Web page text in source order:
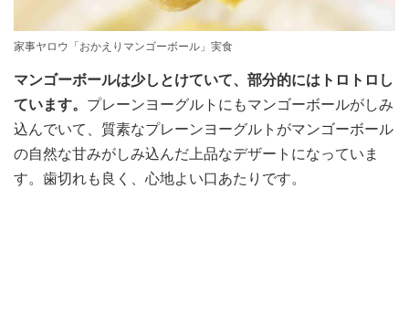
家事ヤロウ「おかえりマンゴーボール」実食
マンゴーボールは少しとけていて、部分的にはトロトロし
ています。 プレーンヨーグルトにもマンゴーボールがしみ
込んでいて、質素なプレーンヨーグルトがマンゴーボール
の自然な甘みがしみ込んだ上品なデザートになっていま
す。歯切れも良く、心地よい口あたりです。